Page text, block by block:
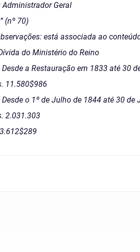
Administrador Geral
(nº 70)
está associada ao
do Ministério do Reino
Desde a Restauração em 1833 até 30
11.580$986
Desde o 1º de Julho de 1844 até 30
2.031.303